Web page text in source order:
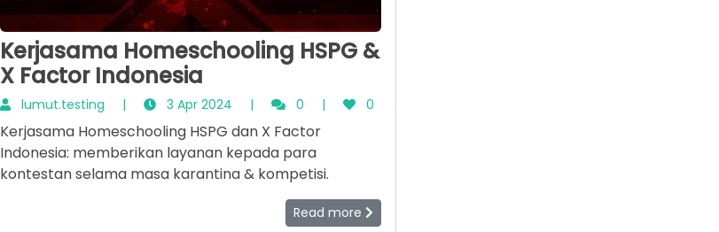
Kerjasama Homeschooling HSPG &
X Factor Indonesia
lumut.testing | 3 Apr 2024 | 0 | 0
Kerjasama Homeschooling HSPG dan X Factor
Indonesia: memberikan layanan kepada para
kontestan selama masa karantina & kompetisi.
Read more